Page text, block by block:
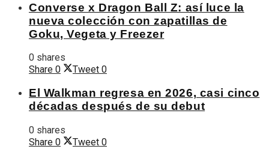
Converse x Dragon Ball Z: así luce la
nueva colección con zapatillas de
Goku, Vegeta y Freezer
0 shares
Share 0 Tweet 0
El Walkman regresa en 2026, casi cinco
décadas después de su debut
0 shares
Share 0 Tweet 0